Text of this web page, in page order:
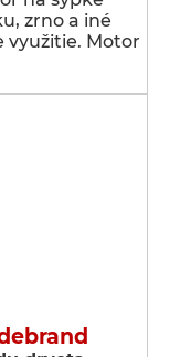
zrno a iné
využitie. Motor